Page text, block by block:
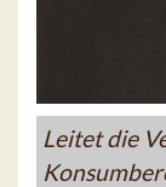
Leitet die